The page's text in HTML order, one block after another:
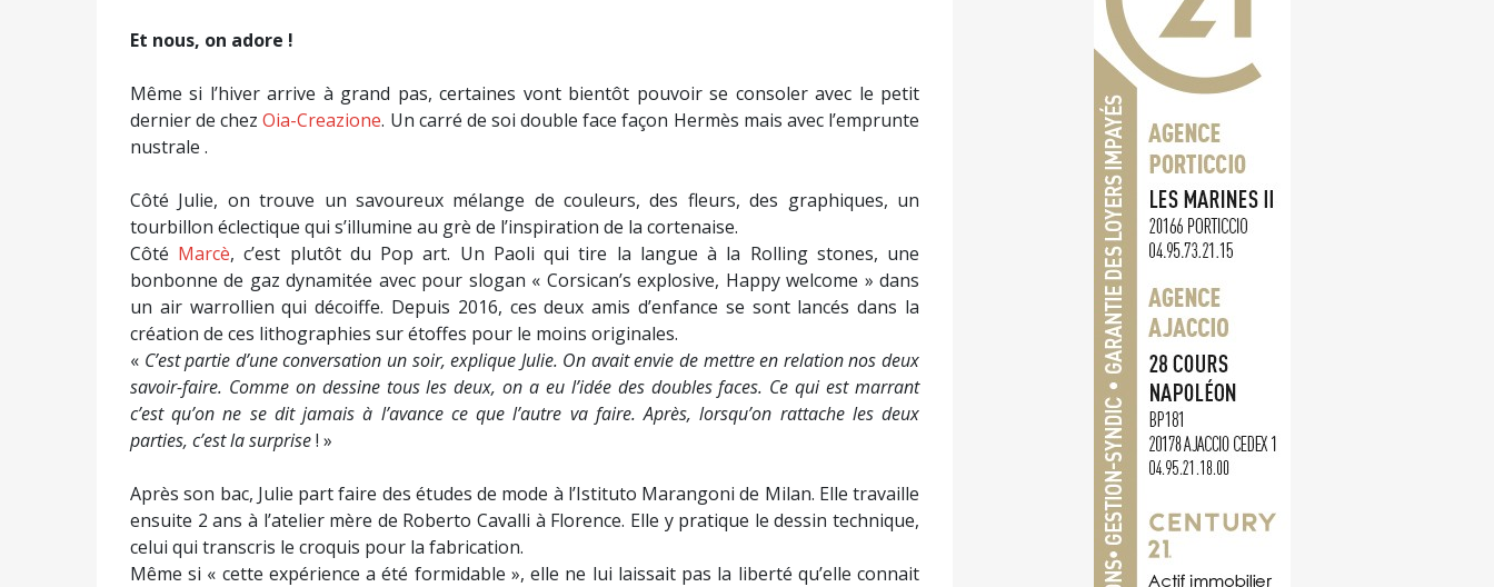
Et nous, on adore !
Même si l’hiver arrive à grand pas, certaines vont bientôt pouvoir se consoler avec le petit
dernier de chezOia-Creazione. Un carré de soi double face façon Hermès mais avec l’emprunte
nustrale .
Côté Julie, on trouve un savoureux mélange de couleurs, des fleurs, des graphiques, un
tourbillon éclectique qui s’illumine au grè de l’inspiration de la cortenaise.
Côté Marcè, c’est plutôt du Pop art. Un Paoli qui tire la langue à la Rolling stones, une
bonbonne de gaz dynamitée avec pour slogan « Corsican’s explosive, Happy welcome » dans
un air warrollien qui décoiffe. Depuis 2016, ces deux amis d’enfance se sont lancés dans la
création de ces lithographies sur étoffes pour le moins originales.
« C’est partie d’une conversation un soir, explique Julie. On avait envie de mettre en relation nos deux
savoir-faire. Comme on dessine tous les deux, on a eu l’idée des doubles faces. Ce qui est marrant
c’est qu’on ne se dit jamais à l’avance ce que l’autre va faire. Après, lorsqu’on rattache les deux
parties, c’est la surprise! »
Après son bac, Julie part faire des études de mode à l’Istituto Marangoni de Milan. Elle travaille
ensuite 2 ans à l’atelier mère de Roberto Cavalli à Florence. Elle y pratique le dessin technique,
celui qui transcris le croquis pour la fabrication.
Même si « cette expérience a été formidable », elle ne lui laissait pas la liberté qu’elle connait